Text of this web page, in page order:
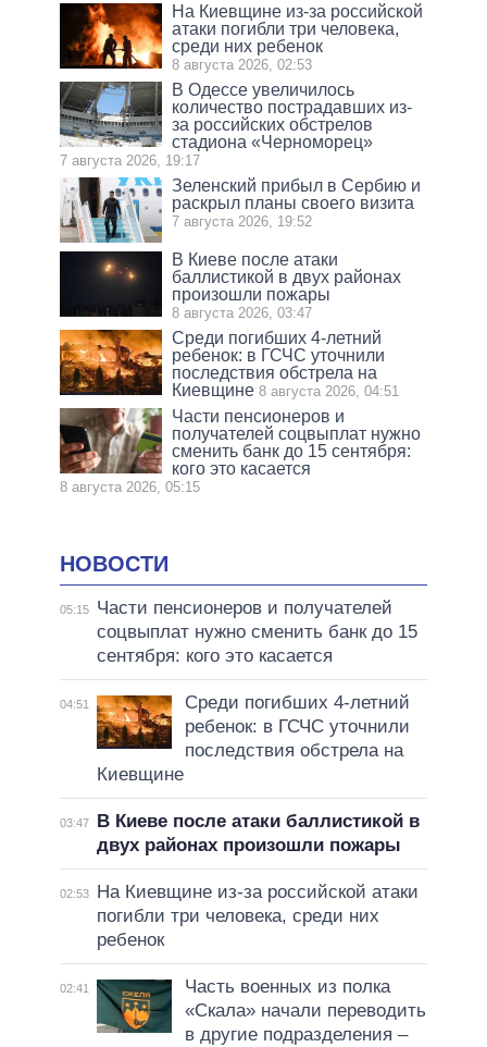
На Киевщине из-за российской
атаки погибли три человека,
среди них ребенок
8 августа 2026, 02:53
В Одессе увеличилось
количество пострадавших из-
за российских обстрелов
стадиона «Черноморец»
7 августа 2026, 19:17
Зеленский прибыл в Сербию и
раскрыл планы своего визита
7 августа 2026, 19:52
В Киеве после атаки
баллистикой в двух районах
произошли пожары
8 августа 2026, 03:47
Среди погибших 4-летний
ребенок: в ГСЧС уточнили
последствия обстрела на
Киевщине 8 августа 2026, 04:51
Части пенсионеров и
получателей соцвыплат нужно
сменить банк до 15 сентября:
кого это касается
8 августа 2026, 05:15
НОВОСТИ
05:15
Части пенсионеров и получателей
соцвыплат нужно сменить банк до 15
сентября: кого это касается
04:51
Среди погибших 4-летний
ребенок: в ГСЧС уточнили
последствия обстрела на
Киевщине
03:47
В Киеве после атаки баллистикой в
двух районах произошли пожары
02:53
На Киевщине из-за российской атаки
погибли три человека, среди них
ребенок
02:41
Часть военных из полка
«Скала» начали переводить
в другие подразделения –